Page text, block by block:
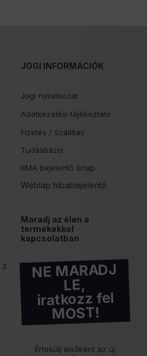
teszi két Shelly PLUS, Gen3
MINI reléhez
PLUS MINI relék DIN-sínre
a stabil és biztonságos
reléhez
Shelly RGBW2 relé egyszerű és
megkönnyítve ezzel a
Shelly EM fogyasztásmérőhöz
Shelly EM fogyasztásmérő
sínre, optimalizálva ezzel a hely
szekrényekben.
JOGI INFORMÁCIÓK
Jogi nyilatkozat
Adatkezelési tájékoztató
Fizetés / Szállítás
Tudásbázis
RMA bejelentő űrlap
Weblap hibabejelentő
3
Maradj az élen a
termékekkel
kapcsolatban
NE MARADJ
LE,
iratkozz fel
MOST!
Értesülj elsőként az új